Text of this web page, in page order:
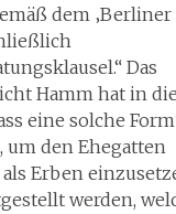
dem ‚Berliner
Das
Hamm hat in
eine solche
um den Ehegatten
Erben
werden,